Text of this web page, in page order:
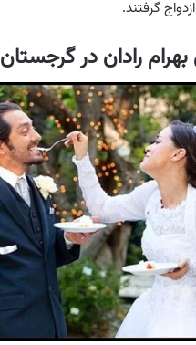
گرفتند.
رادان در گرجستان